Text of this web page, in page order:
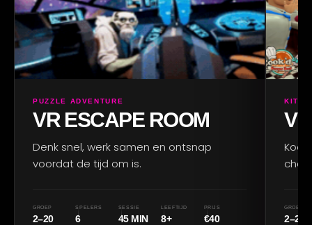
PUZZLE ADVENTURE
VR ESCAPE ROOM
Denk snel, werk samen en ontsnap
voordat de tijd om is.
GROEP
2–20
SPELERS
6
SESSIE
45 MIN
LEEFTIJD
8+
PRIJS
€40
GROEP
2–20